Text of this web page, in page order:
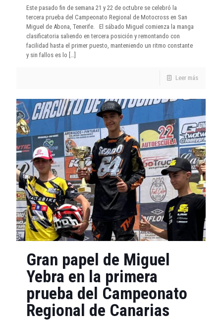
Este pasado fin de semana 21 y 22 de octubre se celebró la
tercera prueba del Campeonato Regional de Motocross en San
Miguel de Abona, Tenerife. El sábado Miguel comienza la manga
clasificatoria saliendo en tercera posición y remontando con
facilidad hasta el primer puesto, manteniendo un ritmo constante
y sin fallos es lo
Leer más
Gran papel de Miguel
Yebra en la primera
prueba del Campeonato
Regional de Canarias